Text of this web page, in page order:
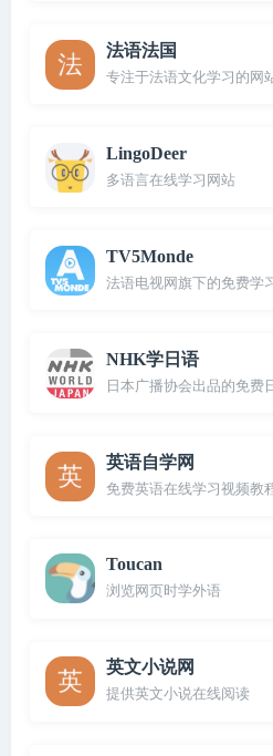
法语法国
专注于法语文化学习的网
LingoDeer
多语言在线学习网站
TV5Monde
法语电视网旗下的免费学
NHK学日语
日本广播协会出品的免费
英语自学网
免费英语在线学习视频教
Toucan
浏览网页时学外语
英文小说网
提供英文小说在线阅读